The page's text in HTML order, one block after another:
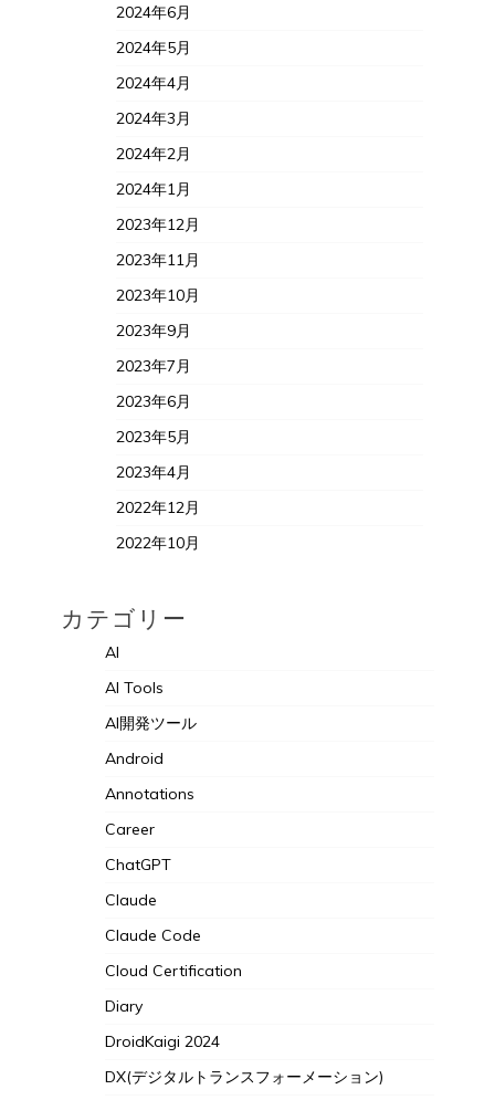
2024年6月
2024年5月
2024年4月
2024年3月
2024年2月
2024年1月
2023年12月
2023年11月
2023年10月
2023年9月
2023年7月
2023年6月
2023年5月
2023年4月
2022年12月
2022年10月
カテゴリー
AI
AI Tools
AI開発ツール
Android
Annotations
Career
ChatGPT
Claude
Claude Code
Cloud Certification
Diary
DroidKaigi 2024
DX(デジタルトランスフォーメーション)